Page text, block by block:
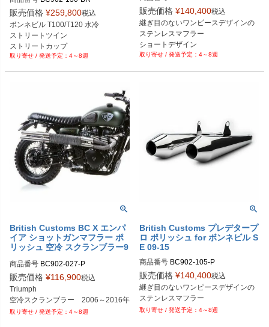
販売価格 ¥259,800税込
ボンネビル T100/T120 水冷
ストリートツイン
ストリートカップ
4～8週
旧型番：BC902-116-P
販売価格 ¥140,400税込
継ぎ目のないワンピースデザインの
ステンレスマフラー
4～8週
British Customs BC X エンパ
イア ショットガンマフラー ポ
リッシュ 空冷 スクランブラー9
商品番号 BC902-027-P
販売価格 ¥116,900税込
Triumph
4～8週
British Customs プレデタープ
ロ ポリッシュ for ボンネビル S
E 09-15
商品番号 BC902-105-P
DRAG型番：1811-3320
販売価格 ¥140,400税込
継ぎ目のないワンピースデザインの
4～8週